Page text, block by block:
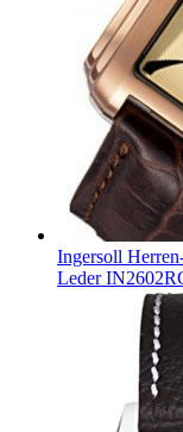
Ingersoll
Leder